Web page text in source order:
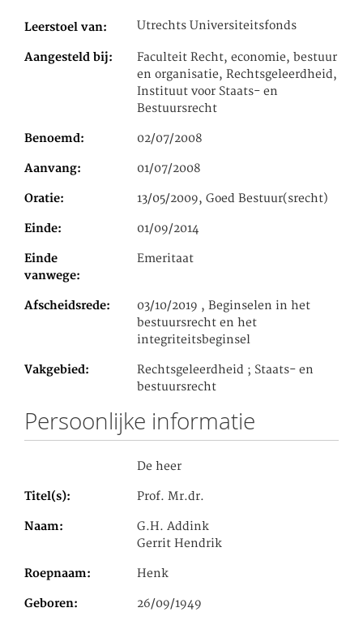
Leerstoel van Utrechts Universiteitsfonds
Aangesteld bij
Faculteit Recht, economie, bestuur
en organisatie, Rechtsgeleerdheid,
Instituut voor Staats- en
Bestuursrecht
Benoemd 02/07/2008
Aanvang 01/07/2008
Oratie 13/05/2009, Goed Bestuur(srecht)
Einde 01/09/2014
Einde
vanwege
Emeritaat
Afscheidsrede
03/10/2019 , Beginselen in het
bestuursrecht en het
integriteitsbeginsel
Vakgebied
Rechtsgeleerdheid ; Staats- en
bestuursrecht
Persoonlijke informatie
De heer
Titel(s) Prof. Mr.dr.
Naam
G.H. Addink
Gerrit Hendrik
Roepnaam Henk
Geboren 26/09/1949